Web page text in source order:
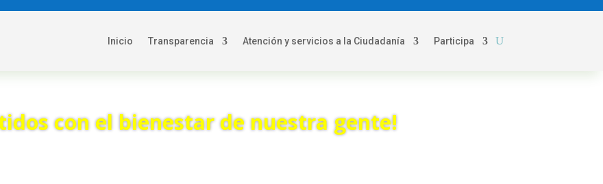
Inicio Transparencia Atención y servicios a la Ciudadanía Participa
con el bienestar de nuestra gente!